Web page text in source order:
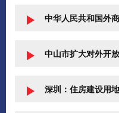
中华人民共和国外
中山市扩大对外开
深圳：住房建设用